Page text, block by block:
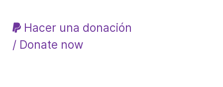
Hacer una donación
/ Donate now